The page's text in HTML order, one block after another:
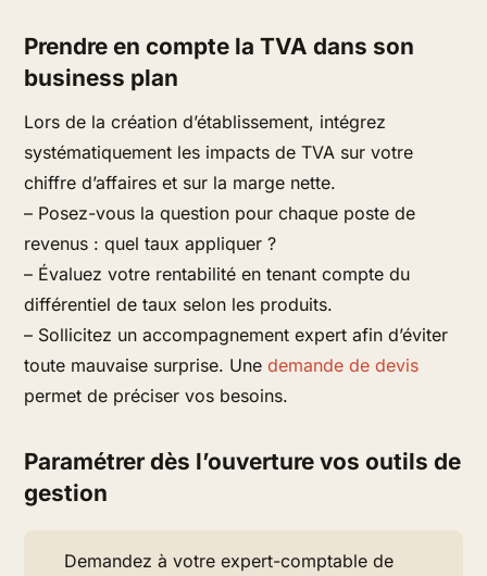
Prendre en compte la TVA dans son
business plan
Lors de la création d’établissement, intégrez
systématiquement les impacts de TVA sur votre
chiffre d’affaires et sur la marge nette.
– Posez-vous la question pour chaque poste de
revenus : quel taux appliquer ?
– Évaluez votre rentabilité en tenant compte du
différentiel de taux selon les produits.
– Sollicitez un accompagnement expert afin d’éviter
toute mauvaise surprise. Unedemande de devis
permet de préciser vos besoins.
Paramétrer dès l’ouverture vos outils de
gestion
Demandez à votre expert-comptable de